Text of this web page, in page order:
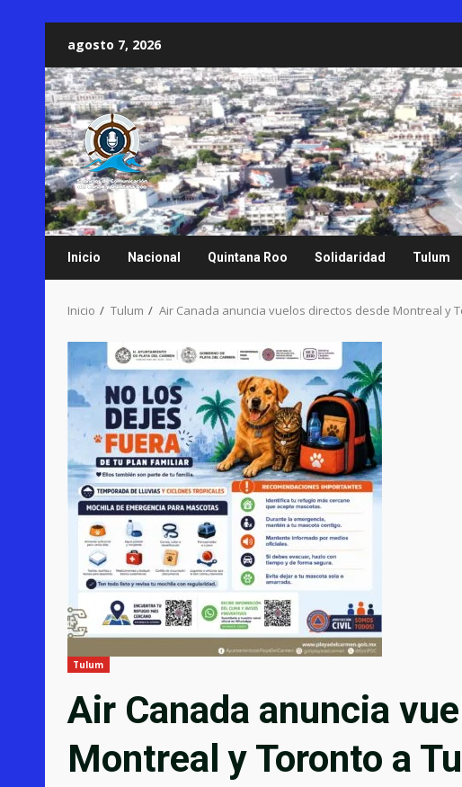
contenido
agosto 7, 2026
Inicio Nacional Quintana Roo Solidaridad Tulum
Inicio Tulum Air Canada anuncia vuelos directos desde Montreal y
Tulum
Air Canada anuncia
Montreal y Toronto a